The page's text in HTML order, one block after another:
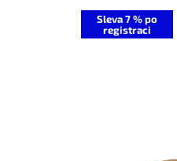
Sleva 7 % po
registraci